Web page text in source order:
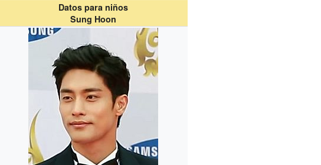
Datos para niños
Sung Hoon